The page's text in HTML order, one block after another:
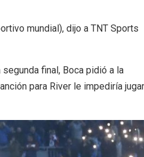
mundial), dijo a TNT Sports
final, Boca pidió a la
para River le impediría jugar